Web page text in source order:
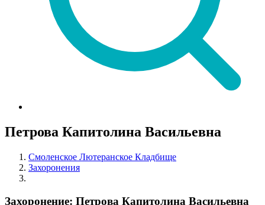
Петрова Капитолина Васильевна
Смоленское Лютеранское Кладбище
Захоронения
Захоронение: Петрова Капитолина Васильевна